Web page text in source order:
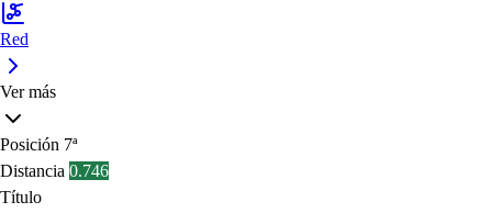
Red
Ver más
Posición 7ª
Distancia 0.746
Título